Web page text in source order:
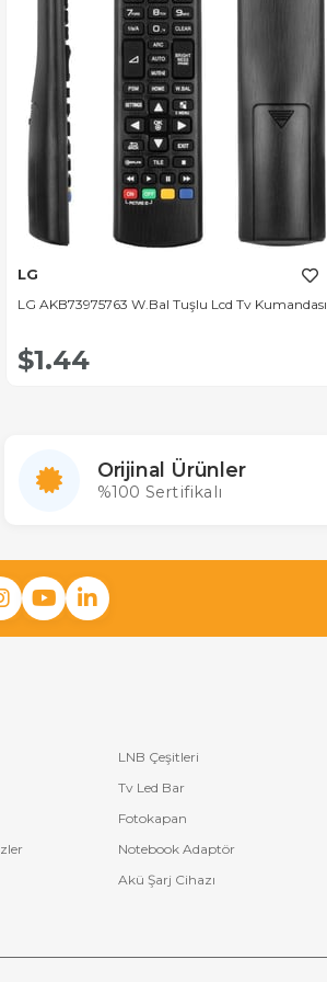
LG
LG AKB73975763 W.Bal Tuşlu Lcd Tv Kumandası
$1.44
Orijinal Ürünler
%100 Sertifikalı
LNB Çeşitleri
Tv Led Bar
Fotokapan
Notebook Adaptör
Akü Şarj Cihazı